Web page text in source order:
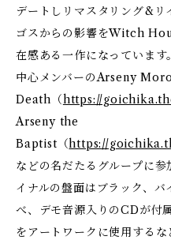
デートしリマスタリング&リ
ゴスからの影響をWitch
在感ある一作になっています。
中心メンバーのArseny
Death（https://
Arseny the
Baptist（https://
などの名だたるグループに
イナルの盤面はブラック、
べ、デモ音源入りのCDが付
をアートワークに使用する